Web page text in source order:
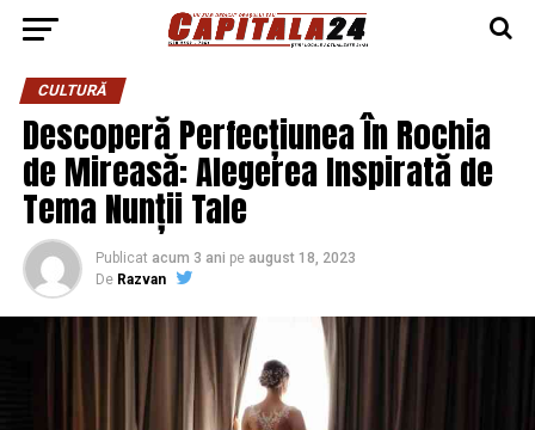
CULTURĂ
Descoperă Perfecțiunea În Rochia
de Mireasă: Alegerea Inspirată de
Tema Nunții Tale
Publicat acum 3 ani pe august 18, 2023
De Razvan